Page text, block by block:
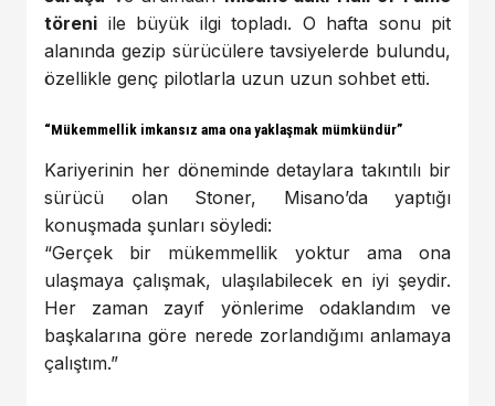
töreni ile büyük ilgi topladı. O hafta sonu pit
alanında gezip sürücülere tavsiyelerde bulundu,
özellikle genç pilotlarla uzun uzun sohbet etti.
“Mükemmellik imkansız ama ona yaklaşmak mümkündür”
Kariyerinin her döneminde detaylara takıntılı bir
sürücü olan Stoner, Misano’da yaptığı
konuşmada şunları söyledi:
“Gerçek bir mükemmellik yoktur ama ona
ulaşmaya çalışmak, ulaşılabilecek en iyi şeydir.
Her zaman zayıf yönlerime odaklandım ve
başkalarına göre nerede zorlandığımı anlamaya
çalıştım.”